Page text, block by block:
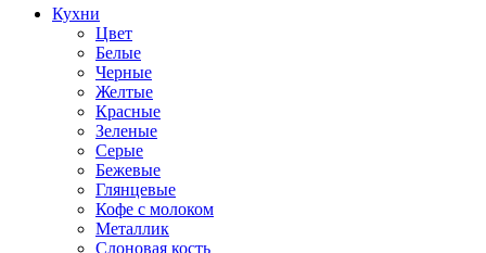
Кухни
Цвет
Белые
Черные
Желтые
Красные
Зеленые
Серые
Бежевые
Глянцевые
Кофе с молоком
Металлик
Слоновая кость